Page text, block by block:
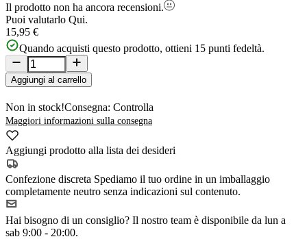
Il prodotto non ha ancora recensioni.
Puoi valutarlo Qui.
15,95 €
Quando acquisti questo prodotto, ottieni 15 punti fedeltà.
Aggiungi al carrello
Non in stock!Consegna: Controlla
Maggiori informazioni sulla consegna
Aggiungi prodotto alla lista dei desideri
Confezione discreta Spediamo il tuo ordine in un imballaggio
completamente neutro senza indicazioni sul contenuto.
Hai bisogno di un consiglio? Il nostro team è disponibile da lun a
sab 9:00 - 20:00.